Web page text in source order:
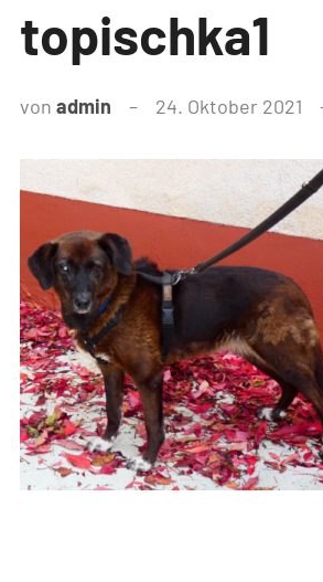
topischka1
von admin 24. Oktober 2021